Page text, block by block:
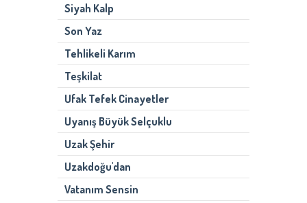
Siyah Kalp
Son Yaz
Tehlikeli Karım
Teşkilat
Ufak Tefek Cinayetler
Uyanış Büyük Selçuklu
Uzak Şehir
Uzakdoğu'dan
Vatanım Sensin